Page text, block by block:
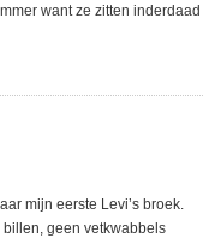
want ze zitten inderdaad
mijn eerste Levi’s broek.
geen vetkwabbels